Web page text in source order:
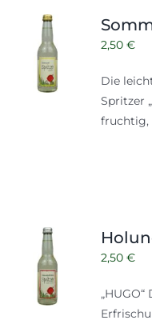
Tabak
Zubehör 2,50 €
Die
Spritzer
fruchtig,
2,50 €